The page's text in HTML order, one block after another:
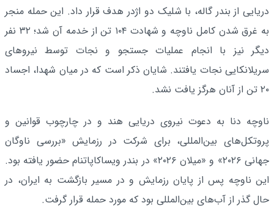
دریایی از بندر گاله، با شلیک دو اژدر هدف قرار داد. این حمله منجر
به غرق شدن کامل ناوچه و شهادت ۱۰۴ تن از خدمه آن شد؛ ۳۲ نفر
دیگر نیز با انجام عملیات جستجو و نجات توسط نیروهای
سریلانکایی نجات یافتند. شایان ذکر است که در میان شهدا، اجساد
۲۰ تن از آنان هرگز یافت نشد.
ناوچه دنا به دعوت نیروی دریایی هند و در چارچوب قوانین و
پروتکل‌های بین‌المللی، برای شرکت در رزمایش «بررسی ناوگان
جهانی ۲۰۲۶» و «میلان ۲۰۲۶» در بندر ویساکاپاتنام حضور یافته بود.
این ناوچه پس از پایان رزمایش و در مسیر بازگشت به ایران، در
حال گذر از آب‌های بین‌المللی بود که مورد حمله قرار گرفت.